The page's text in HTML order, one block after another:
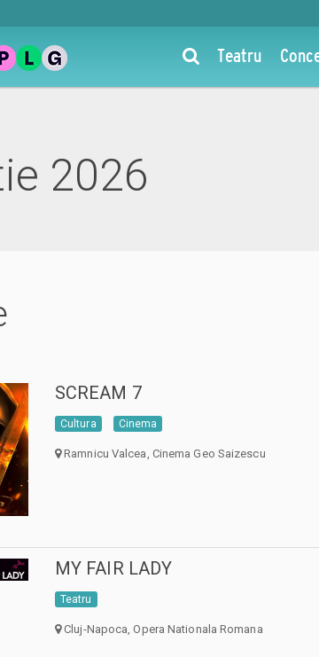
Teatru
2026
SCREAM 7
Cultura Cinema
Ramnicu Valcea, Cinema Geo Saizescu
MY FAIR LADY
Teatru
Cluj-Napoca, Opera Nationala Romana